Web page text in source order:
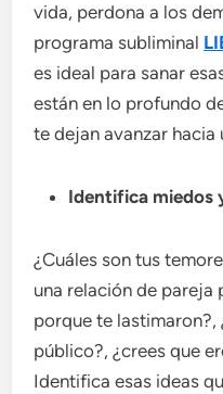
vida, perdona a los
programa subliminal
es ideal para sanar
están en lo profundo
te dejan avanzar hacia
Identifica miedos
¿Cuáles son tus
una relación de pareja
porque te lastimaron?,
público?, ¿crees que
Identifica esas ideas